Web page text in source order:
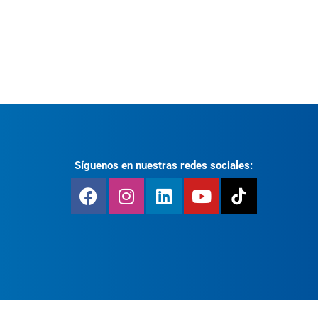
Síguenos en nuestras redes sociales: